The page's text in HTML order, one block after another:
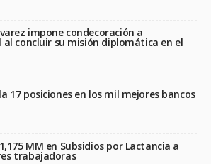
impone condecoración a
al concluir su misión diplomática en el
17 posiciones en los mil mejores bancos
MM en Subsidios por Lactancia a
trabajadoras